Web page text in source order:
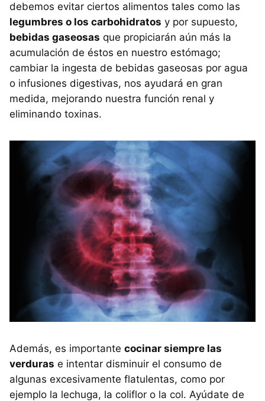
debemos evitar ciertos alimentos tales como las
legumbres o los carbohidratos y por supuesto,
bebidas gaseosas que propiciarán aún más la
acumulación de éstos en nuestro estómago;
cambiar la ingesta de bebidas gaseosas por agua
o infusiones digestivas, nos ayudará en gran
medida, mejorando nuestra función renal y
eliminando toxinas.
Además, es importante cocinar siempre las
verduras e intentar disminuir el consumo de
algunas excesivamente flatulentas, como por
ejemplo la lechuga, la coliflor o la col. Ayúdate de